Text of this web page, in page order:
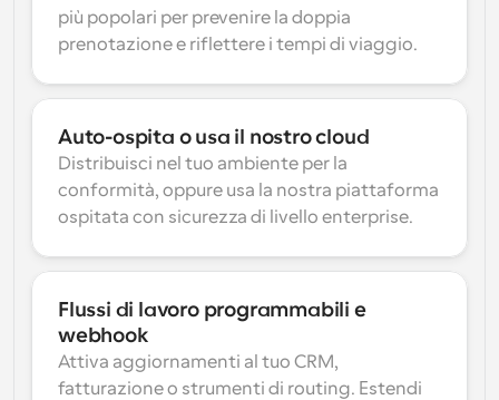
più popolari per prevenire la doppia
prenotazione e riflettere i tempi di viaggio.
Auto-ospita o usa il nostro cloud
Distribuisci nel tuo ambiente per la
conformità, oppure usa la nostra piattaforma
ospitata con sicurezza di livello enterprise.
Flussi di lavoro programmabili e
webhook
Attiva aggiornamenti al tuo CRM,
fatturazione o strumenti di routing. Estendi